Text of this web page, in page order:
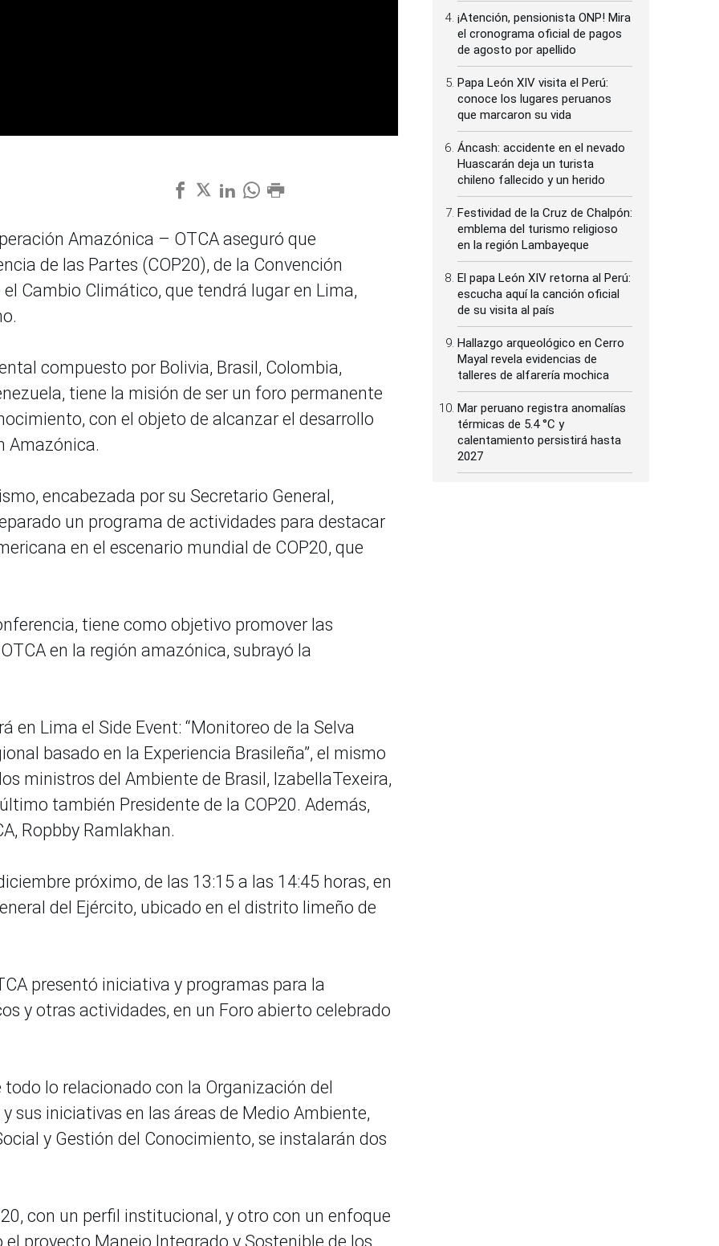
Amazónica – OTCA aseguró que
de las Partes (COP20), de la Convención
Cambio Climático, que tendrá lugar en Lima,
compuesto por Bolivia, Brasil, Colombia,
tiene la misión de ser un foro permanente
con el objeto de alcanzar el desarrollo
Amazónica.
encabezada por su Secretario General,
un programa de actividades para destacar
en el escenario mundial de COP20, que
tiene como objetivo promover las
en la región amazónica, subrayó la
en Lima el Side Event: “Monitoreo de la Selva
basado en la Experiencia Brasileña”, el mismo
ministros del Ambiente de Brasil, IzabellaTexeira,
también Presidente de la COP20. Además,
Ropbby Ramlakhan.
próximo, de las 13:15 a las 14:45 horas, en
del Ejército, ubicado en el distrito limeño de
presentó iniciativa y programas para la
y otras actividades, en un Foro abierto celebrado
lo relacionado con la Organización del
sus iniciativas en las áreas de Medio Ambiente,
y Gestión del Conocimiento, se instalarán dos
con un perfil institucional, y otro con un enfoque
proyecto Manejo Integrado y Sostenible de los
¡Atención, pensionista ONP! Mira
el cronograma oficial de pagos
de agosto por apellido
Papa León XIV visita el Perú:
conoce los lugares peruanos
que marcaron su vida
Áncash: accidente en el nevado
Huascarán deja un turista
chileno fallecido y un herido
Festividad de la Cruz de Chalpón:
emblema del turismo religioso
en la región Lambayeque
El papa León XIV retorna al Perú:
escucha aquí la canción oficial
de su visita al país
Hallazgo arqueológico en Cerro
Mayal revela evidencias de
talleres de alfarería mochica
Mar peruano registra anomalías
térmicas de 5.4 °C y
calentamiento persistirá hasta
2027